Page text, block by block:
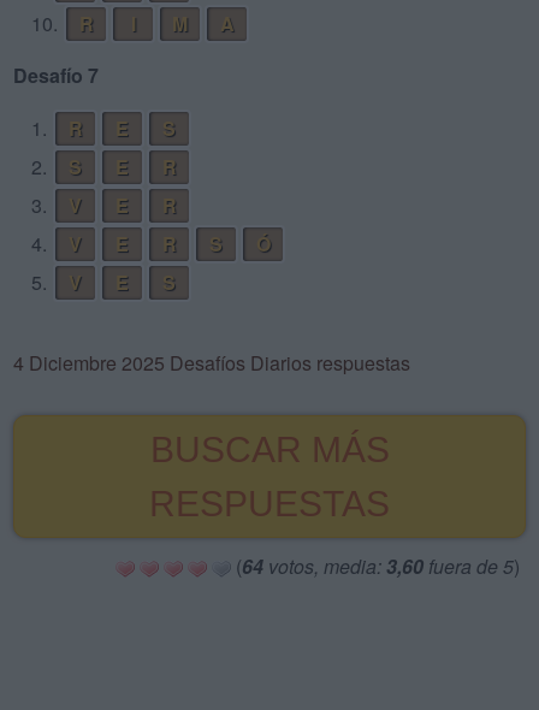
10.
R M
A
Desafío 7
1.
R E
S
2.
S E
R
3.
V E
R
4.
V E R S
Ó
5.
V E S
4 Diciembre 2025 Desafíos Diarios respuestas
BUSCAR MÁS
RESPUESTAS
(64 votos, media: 3,60 fuera de 5)